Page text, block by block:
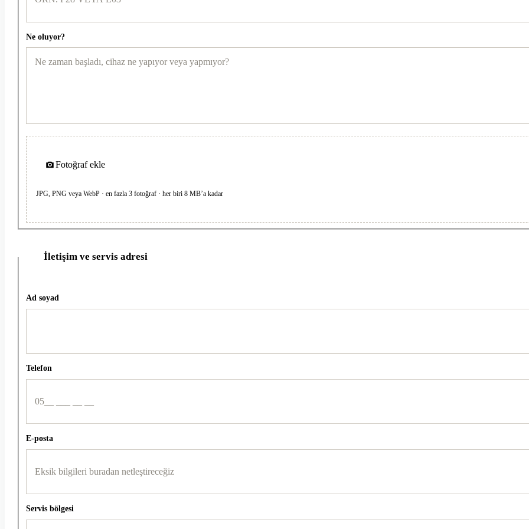
Ne oluyor?
Fotoğraf ekle
JPG, PNG veya WebP · en fazla 3 fotoğraf · her biri 8 MB’a kadar
İletişim ve servis adresi
Ad soyad
Telefon
E-posta
Servis bölgesi